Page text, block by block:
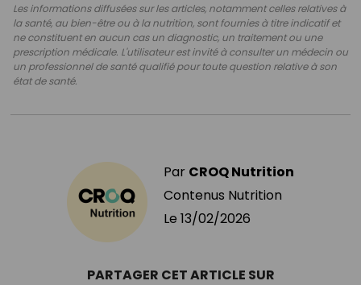
Les informations diffusées sur les articles, notamment celles relatives à
la santé, au bien-être ou à la nutrition, sont fournies à titre indicatif et
ne constituent en aucun cas un diagnostic, un traitement ou une
prescription médicale. L'utilisateur est invité à consulter un médecin ou
un professionnel de santé qualifié pour toute question relative à son
état de santé.
Par CROQ Nutrition
Contenus Nutrition
Le 13/02/2026
PARTAGER CET ARTICLE SUR